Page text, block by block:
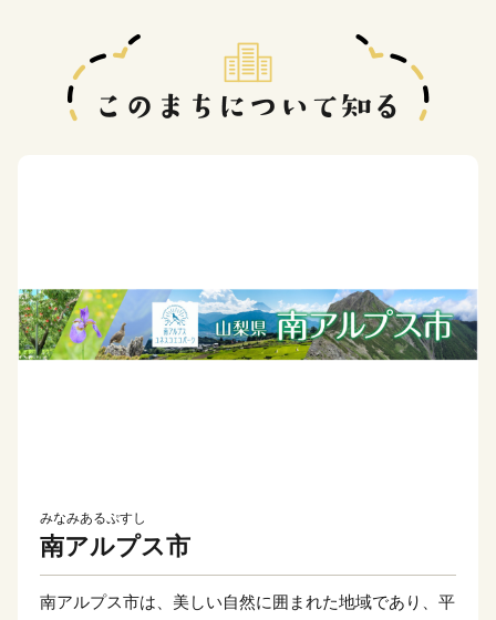
みなみあるぷすし
南アルプス市
南アルプス市は、美しい自然に囲まれた地域であり、平